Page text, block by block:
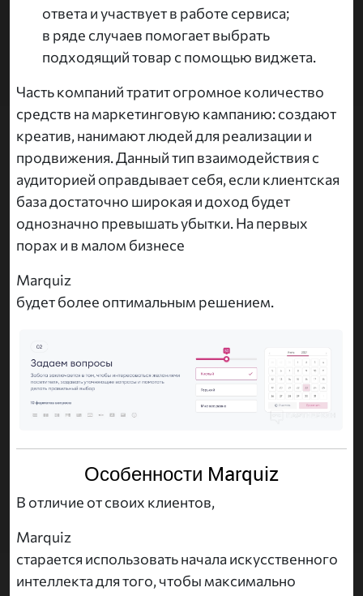
ответа и участвует в работе сервиса;
в ряде случаев помогает выбрать
подходящий товар с помощью виджета.
Часть компаний тратит огромное количество
средств на маркетинговую кампанию: создают
креатив, нанимают людей для реализации и
продвижения. Данный тип взаимодействия с
аудиторией оправдывает себя, если клиентская
база достаточно широкая и доход будет
однозначно превышать убытки. На первых
порах и в малом бизнесе
Marquiz
будет более оптимальным решением.
Особенности Marquiz
В отличие от своих клиентов,
Marquiz
старается использовать начала искусственного
интеллекта для того, чтобы максимально